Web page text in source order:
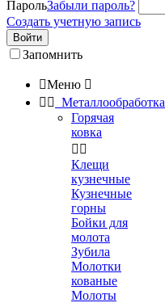
ПарольЗабыли пароль?
Создать учетную запись
Войти
Запомнить
Меню 
  Металлообработка
Горячая
ковка
 
Клещи
кузнечные
Кузнечные
горны
Бойки для
молота
Зубила
Молотки
кованые
Молоты